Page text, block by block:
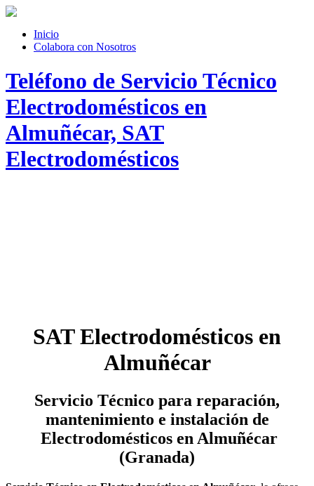
Inicio
Colabora con Nosotros
Teléfono de Servicio Técnico
Electrodomésticos en
Almuñécar, SAT
Electrodomésticos
SAT Electrodomésticos en
Almuñécar
Servicio Técnico para reparación,
mantenimiento e instalación de
Electrodomésticos en Almuñécar
(Granada)